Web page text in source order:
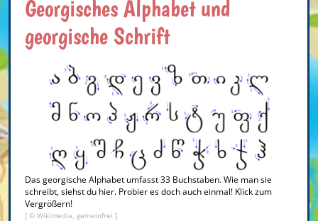
Georgisches Alphabet und
georgische Schrift
Das georgische Alphabet umfasst 33 Buchstaben. Wie man sie
schreibt, siehst du hier. Probier es doch auch einmal! Klick zum
Vergrößern!
[ © Wikimedia, gemeinfrei ]